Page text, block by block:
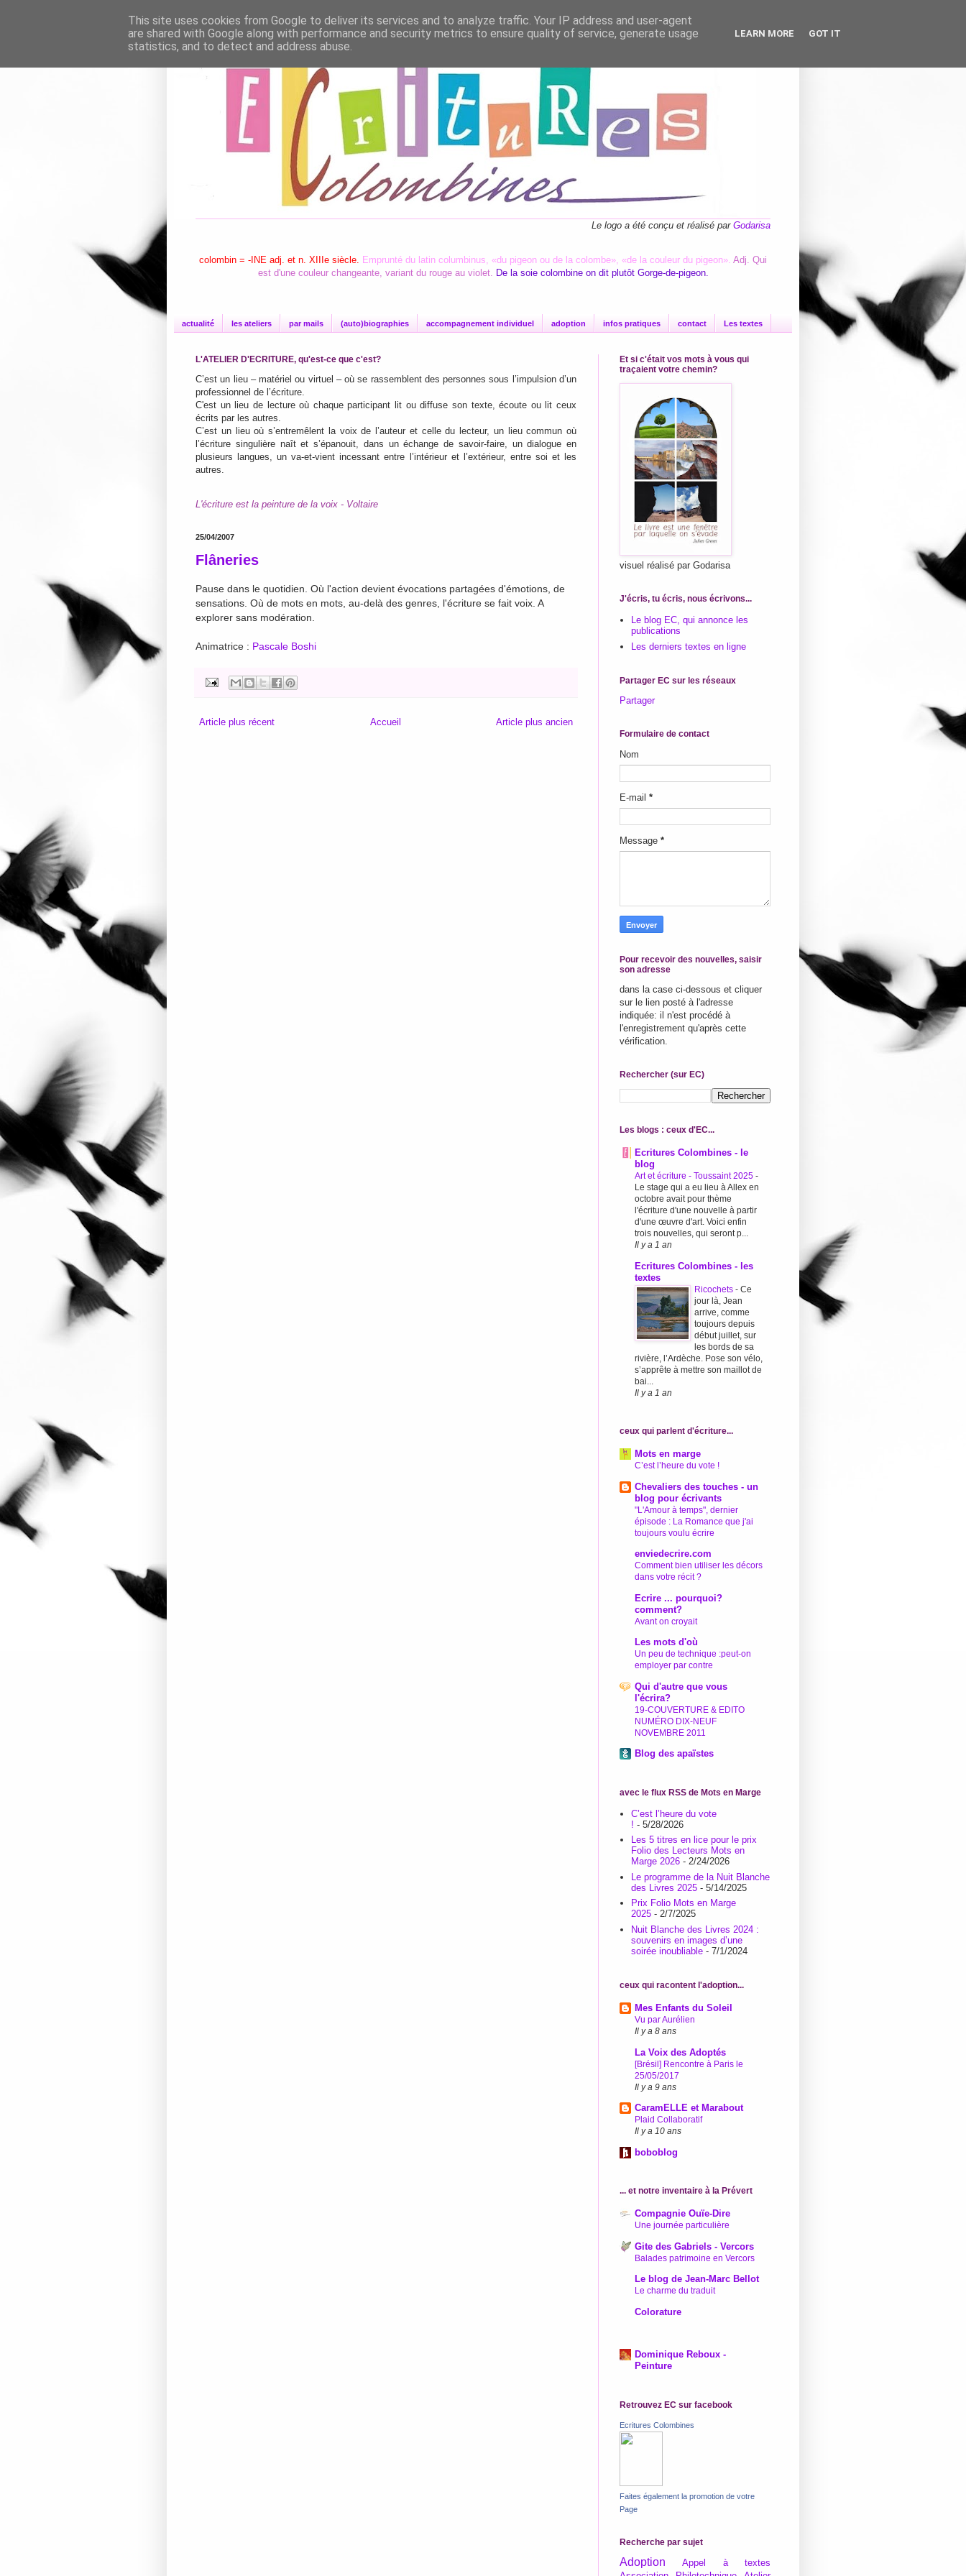
Le logo a été conçu et réalisé par Godarisa
colombin = -INE adj. et n. XIIIe siècle. Emprunté du latin columbinus, «du pigeon ou de la colombe», «de la couleur du pigeon». Adj. Qui
est d'une couleur changeante, variant du rouge au violet. De la soie colombine on dit plutôt Gorge-de-pigeon.
actualité les ateliers par mails (auto)biographies accompagnement individuel adoption infos pratiques contact Les textes
L'ATELIER D'ECRITURE, qu'est-ce que c'est?
C’est un lieu – matériel ou virtuel – où se rassemblent des personnes sous l’impulsion d’un
professionnel de l’écriture.
C'est un lieu de lecture où chaque participant lit ou diffuse son texte, écoute ou lit ceux
écrits par les autres.
C’est un lieu où s’entremêlent la voix de l’auteur et celle du lecteur, un lieu commun où
l’écriture singulière naît et s’épanouit, dans un échange de savoir-faire, un dialogue en
plusieurs langues, un va-et-vient incessant entre l’intérieur et l’extérieur, entre soi et les
autres.
L'écriture est la peinture de la voix - Voltaire
25/04/2007
Flâneries
Pause dans le quotidien. Où l'action devient évocations partagées d'émotions, de
sensations. Où de mots en mots, au-delà des genres, l'écriture se fait voix. A
explorer sans modération.
Animatrice : Pascale Boshi
Article plus récent Article plus ancien
Accueil
Et si c'était vos mots à vous qui
traçaient votre chemin?
visuel réalisé par Godarisa
J'écris, tu écris, nous écrivons...
Le blog EC, qui annonce les
publications
Les derniers textes en ligne
Partager EC sur les réseaux
Partager
Formulaire de contact
Nom
E-mail *
Message *
Pour recevoir des nouvelles, saisir
son adresse
dans la case ci-dessous et cliquer
sur le lien posté à l'adresse
indiquée: il n'est procédé à
l'enregistrement qu'après cette
vérification.
Rechercher (sur EC)
Les blogs : ceux d'EC...
Ecritures Colombines - le
blog
Art et écriture - Toussaint 2025 -
Le stage qui a eu lieu à Allex en
octobre avait pour thème
l'écriture d'une nouvelle à partir
d'une œuvre d'art. Voici enfin
trois nouvelles, qui seront p...
Il y a 1 an
Ecritures Colombines - les
textes
Ricochets - Ce
jour là, Jean
arrive, comme
toujours depuis
début juillet, sur
les bords de sa
rivière, l’Ardèche. Pose son vélo,
s’apprête à mettre son maillot de
bai...
Il y a 1 an
ceux qui parlent d'écriture...
Mots en marge
C’est l’heure du vote !
Chevaliers des touches - un
blog pour écrivants
"L'Amour à temps", dernier
épisode : La Romance que j'ai
toujours voulu écrire
enviedecrire.com
Comment bien utiliser les décors
dans votre récit ?
Ecrire ... pourquoi?
comment?
Avant on croyait
Les mots d'où
Un peu de technique :peut-on
employer par contre
Qui d'autre que vous
l'écrira?
19-COUVERTURE & EDITO
NUMÉRO DIX-NEUF
NOVEMBRE 2011
Blog des apaïstes
avec le flux RSS de Mots en Marge
C’est l’heure du vote
! - 5/28/2026
Les 5 titres en lice pour le prix
Folio des Lecteurs Mots en
Marge 2026 - 2/24/2026
Le programme de la Nuit Blanche
des Livres 2025 - 5/14/2025
Prix Folio Mots en Marge
2025 - 2/7/2025
Nuit Blanche des Livres 2024 :
souvenirs en images d’une
soirée inoubliable - 7/1/2024
ceux qui racontent l'adoption...
Mes Enfants du Soleil
Vu par Aurélien
Il y a 8 ans
La Voix des Adoptés
[Brésil] Rencontre à Paris le
25/05/2017
Il y a 9 ans
CaramELLE et Marabout
Plaid Collaboratif
Il y a 10 ans
boboblog
... et notre inventaire à la Prévert
Compagnie Ouïe-Dire
Une journée particulière
Gite des Gabriels - Vercors
Balades patrimoine en Vercors
Le blog de Jean-Marc Bellot
Le charme du traduit
Colorature
Dominique Reboux -
Peinture
Retrouvez EC sur facebook
Ecritures Colombines
Faites également la promotion de votre
Page
Recherche par sujet
Adoption
Appel à textes
This site uses cookies from Google to deliver its services and to analyze traffic. Your IP address and user-agent
are shared with Google along with performance and security metrics to ensure quality of service, generate usage
statistics, and to detect and address abuse.
LEARN MORE GOT IT